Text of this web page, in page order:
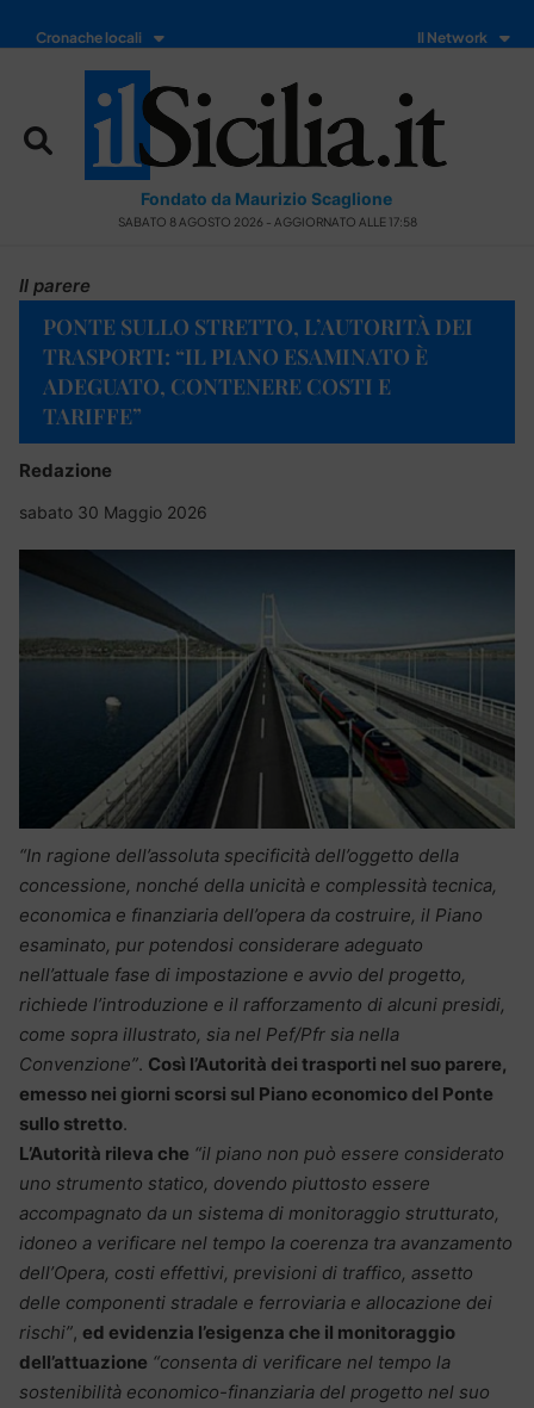
Cronache locali Il Network
Fondato da Maurizio Scaglione
SABATO 8 AGOSTO 2026 - AGGIORNATO ALLE 17:58
Il parere
PONTE SULLO STRETTO, L’AUTORITÀ DEI
TRASPORTI: “IL PIANO ESAMINATO È
ADEGUATO, CONTENERE COSTI E
TARIFFE”
Redazione
sabato 30 Maggio 2026
“In ragione dell’assoluta specificità dell’oggetto della
concessione, nonché della unicità e complessità tecnica,
economica e finanziaria dell’opera da costruire, il Piano
esaminato, pur potendosi considerare adeguato
nell’attuale fase di impostazione e avvio del progetto,
richiede l’introduzione e il rafforzamento di alcuni presidi,
come sopra illustrato, sia nel Pef/Pfr sia nella
Convenzione”. Così l’Autorità dei trasporti nel suo parere,
emesso nei giorni scorsi sul Piano economico del Ponte
sullo stretto.
L’Autorità rileva che “il piano non può essere considerato
uno strumento statico, dovendo piuttosto essere
accompagnato da un sistema di monitoraggio strutturato,
idoneo a verificare nel tempo la coerenza tra avanzamento
dell’Opera, costi effettivi, previsioni di traffico, assetto
delle componenti stradale e ferroviaria e allocazione dei
rischi”, ed evidenzia l’esigenza che il monitoraggio
dell’attuazione “consenta di verificare nel tempo la
sostenibilità economico-finanziaria del progetto nel suo